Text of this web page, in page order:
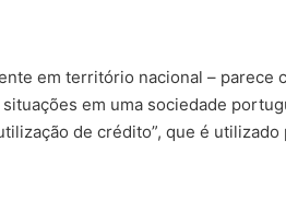
em território nacional – parece
em uma sociedade
de crédito”, que é